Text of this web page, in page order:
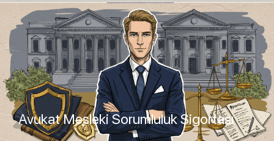
Teklif Al
Avukat Mesleki Sorumluluk Sigortası